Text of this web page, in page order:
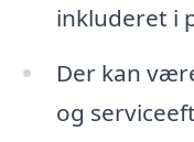
inkluderet i
Der kan
og